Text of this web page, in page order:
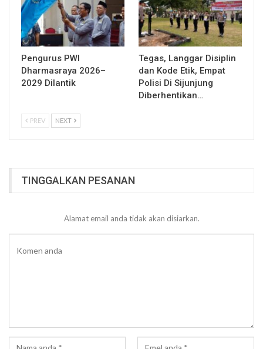
Pengurus PWI
Dharmasraya 2026–
2029 Dilantik
Tegas, Langgar Disiplin
dan Kode Etik, Empat
Polisi Di Sijunjung
Diberhentikan…
PREV NEXT
TINGGALKAN PESANAN
Alamat email anda tidak akan disiarkan.